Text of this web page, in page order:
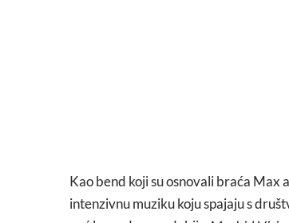
Kao bend koji su osnovali braća Max
intenzivnu muziku koju spajaju s